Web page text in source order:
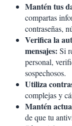
Mantén tus
compartas
contraseñas,
Verifica la
mensajes: Si
personal,
sospechosos.
Utiliza
complejas y
Mantén
de que tu